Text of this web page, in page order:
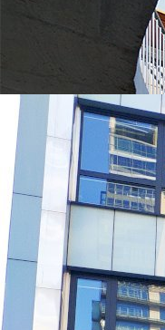
УНИВЕРСИТЕТЫ,